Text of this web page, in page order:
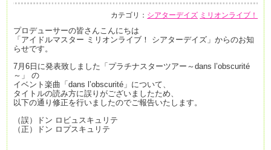
カテゴリ： シアターデイズ ミリオンライブ！
プロデューサーの皆さんこんにちは
「アイドルマスター ミリオンライブ！ シアターデイズ」からのお知
らせです。
7月6日に発表致しました「プラチナスターツアー～dans l’obscurité
～」 の
イベント楽曲「dans l’obscurité」について、
タイトルの読み方に誤りがございましたため、
以下の通り修正を行いましたのでご報告いたします。
（誤）ドン ロビュスキュリテ
（正）ドン ロプスキュリテ